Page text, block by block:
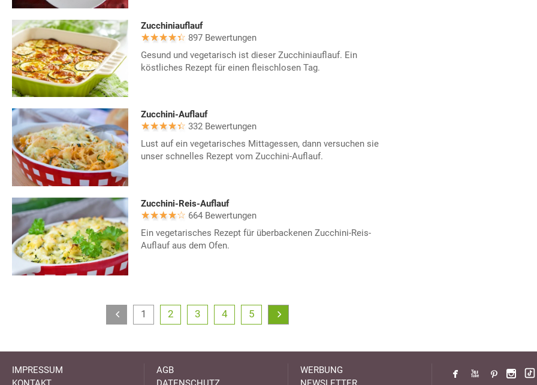
Zucchiniauflauf
897 Bewertungen
Gesund und vegetarisch ist dieser Zucchiniauflauf. Ein
köstliches Rezept für einen fleischlosen Tag.
Zucchini-Auflauf
332 Bewertungen
Lust auf ein vegetarisches Mittagessen, dann versuchen sie
unser schnelles Rezept vom Zucchini-Auflauf.
Zucchini-Reis-Auflauf
664 Bewertungen
Ein vegetarisches Rezept für überbackenen Zucchini-Reis-
Auflauf aus dem Ofen.
1 2 3 4 5
IMPRESSUM
AGB
WERBUNG